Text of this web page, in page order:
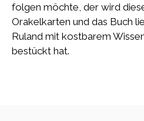
folgen möchte, der wird
Orakelkarten und das Buch
Ruland mit kostbarem
bestückt hat.